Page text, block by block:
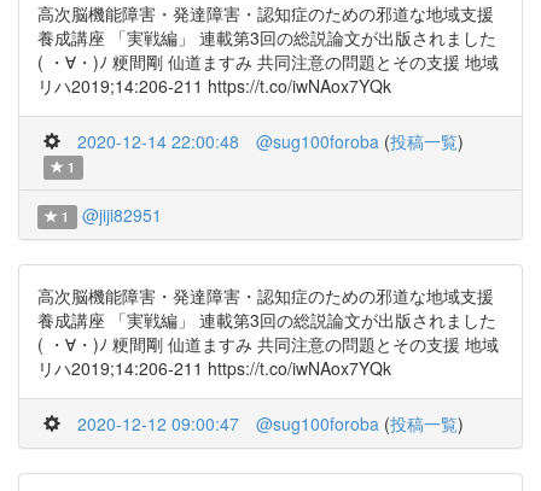
高次脳機能障害・発達障害・認知症のための邪道な地域支援
養成講座 「実戦編」 連載第3回の総説論文が出版されました
( ・∀・)ﾉ 粳間剛 仙道ますみ 共同注意の問題とその支援 地域
リハ2019;14:206-211 https://t.co/iwNAox7YQk
2020-12-14 22:00:48 @sug100foroba (投稿一覧)
1
1 @jiji82951
高次脳機能障害・発達障害・認知症のための邪道な地域支援
養成講座 「実戦編」 連載第3回の総説論文が出版されました
( ・∀・)ﾉ 粳間剛 仙道ますみ 共同注意の問題とその支援 地域
リハ2019;14:206-211 https://t.co/iwNAox7YQk
2020-12-12 09:00:47 @sug100foroba (投稿一覧)